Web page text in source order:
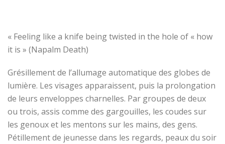
« Feeling like a knife being twisted in the hole of « how
it is » (Napalm Death)
Grésillement de l’allumage automatique des globes de
lumière. Les visages apparaissent, puis la prolongation
de leurs enveloppes charnelles. Par groupes de deux
ou trois, assis comme des gargouilles, les coudes sur
les genoux et les mentons sur les mains, des gens.
Pétillement de jeunesse dans les regards, peaux du soir